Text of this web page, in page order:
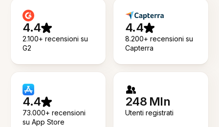
4.4
2.100+ recensioni su
G2
4.4
8.200+ recensioni su
Capterra
4.4
73.000+ recensioni
su App Store
248 Mln
Utenti registrati